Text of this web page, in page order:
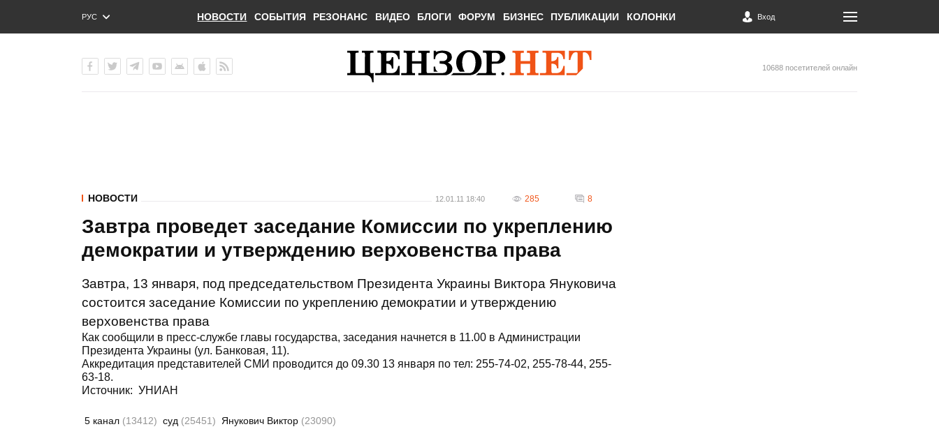
РУС
ENG
НОВОСТИ СОБЫТИЯ РЕЗОНАНС ВИДЕО БЛОГИ ФОРУМ БИЗНЕС ПУБЛИКАЦИИ КОЛОНКИ Вход
10688 посетителей онлайн
НОВОСТИ 12.01.11 18:40 285 8
Завтра проведет заседание Комиссии по укреплению
демократии и утверждению верховенства права
Завтра, 13 января, под председательством Президента Украины Виктора Януковича
состоится заседание Комиссии по укреплению демократии и утверждению
верховенства права
Как сообщили в пресс-службе главы государства, заседания начнется в 11.00 в Администрации
Президента Украины (ул. Банковая, 11).
Аккредитация представителей СМИ проводится до 09.30 13 января по тел: 255-74-02, 255-78-44, 255-
63-18.
Источник: УНИАН
5 канал (13412) суд (25451) Янукович Виктор (23090)